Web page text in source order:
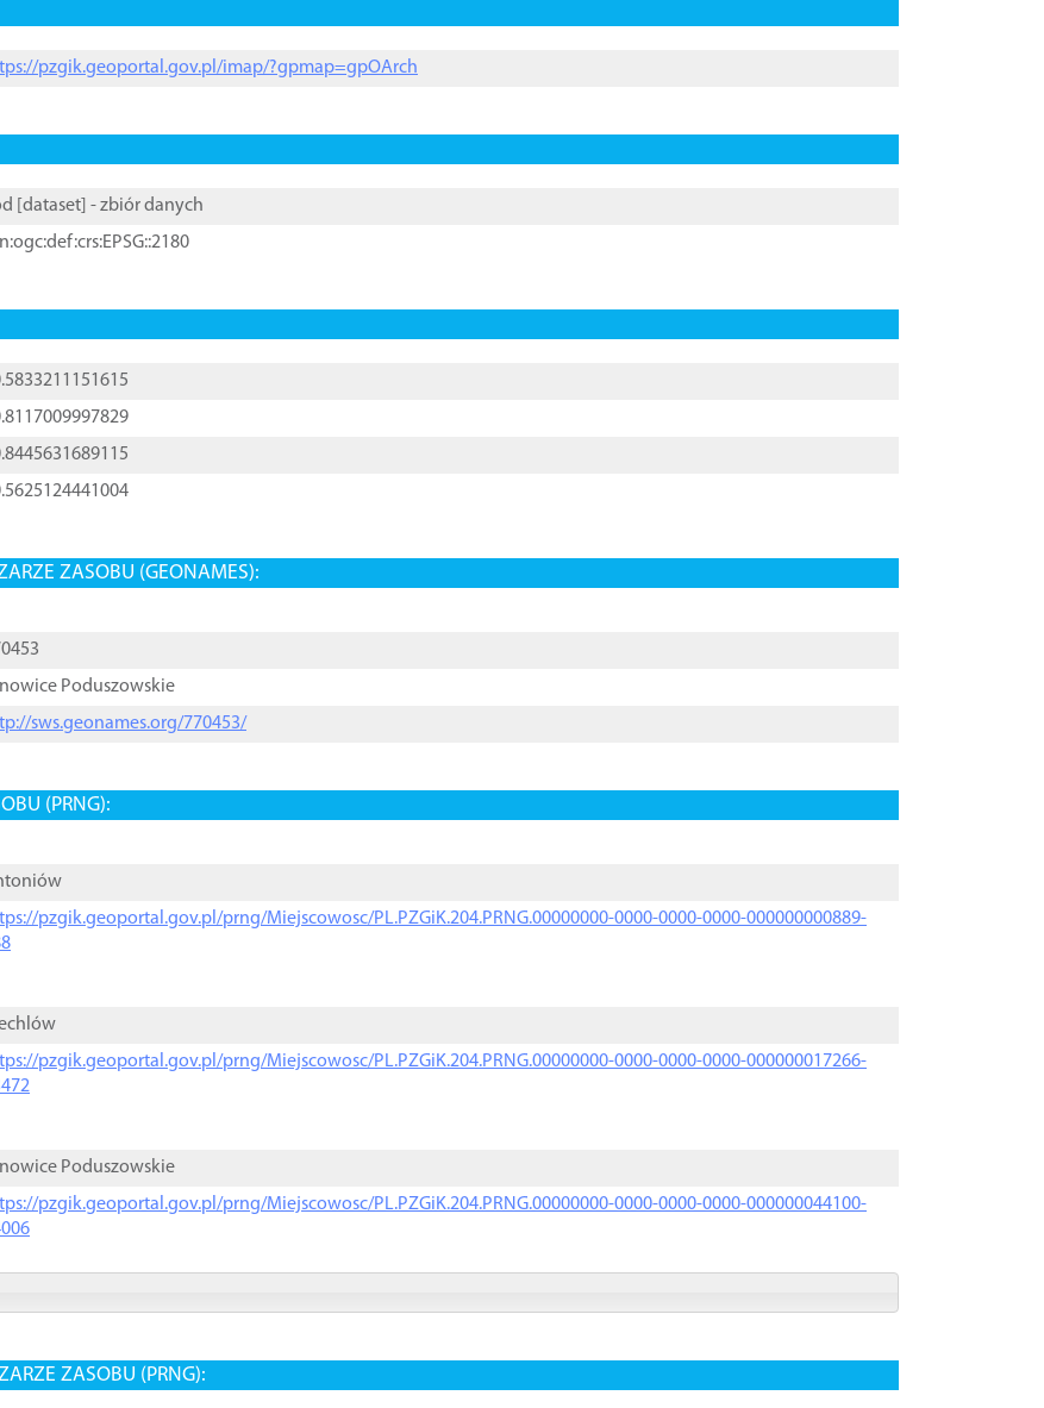
pzgik.geoportal.gov.pl/imap/?gpmap=gpOArch
[ dataset ] - zbiór danych
ZASOBU (GEONAMES):
Poduszowskie
sws.geonames.org/770453/
(PRNG):
pzgik.geoportal.gov.pl/prng/Miejscowosc/PL.PZGiK.204.PRNG.00000000-0000-0000-0000-000000000889-
pzgik.geoportal.gov.pl/prng/Miejscowosc/PL.PZGiK.204.PRNG.00000000-0000-0000-0000-000000017266-
Poduszowskie
pzgik.geoportal.gov.pl/prng/Miejscowosc/PL.PZGiK.204.PRNG.00000000-0000-0000-0000-000000044100-
ZASOBU (PRNG):